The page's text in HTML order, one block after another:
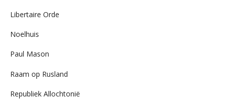
Libertaire Orde
Noelhuis
Paul Mason
Raam op Rusland
Republiek Allochtonië